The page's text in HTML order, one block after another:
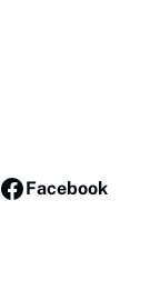
Facebook